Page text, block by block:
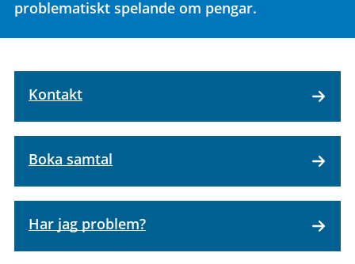
problematiskt spelande om pengar.
Kontakt
Boka samtal
Har jag problem?